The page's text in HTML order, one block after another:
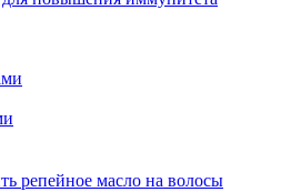
репейное масло на волосы